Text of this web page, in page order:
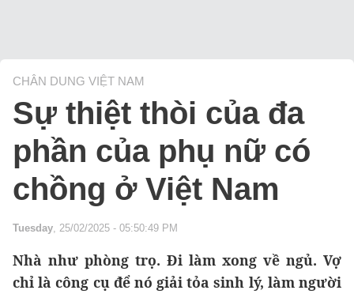
CHÂN DUNG VIỆT NAM
Sự thiệt thòi của đa
phần của phụ nữ có
chồng ở Việt Nam
Tuesday, 25/02/2025 - 05:50:49 PM
Nhà như phòng trọ. Đi làm xong về ngủ. Vợ
chỉ là công cụ để nó giải tỏa sinh lý, làm người